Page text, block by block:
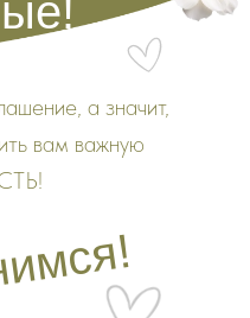
а значит,
вам важную